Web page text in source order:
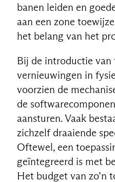
banen leiden en
aan een zone
het belang van het
Bij de introductie van
vernieuwingen in
voorzien de
de
aansturen. Vaak
zichzelf draaiende
Oftewel, een
geïntegreerd is met
Het budget van zo’n